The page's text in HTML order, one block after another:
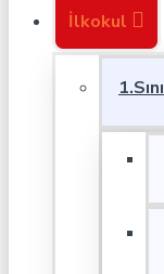
İlkokul